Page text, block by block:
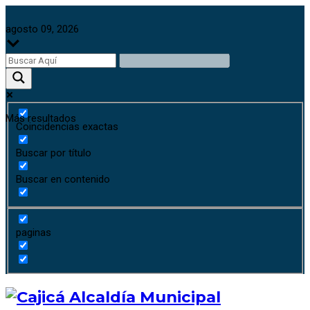
agosto 09, 2026
Más resultados
Coincidencias exactas
Buscar por título
Buscar en contenido
paginas